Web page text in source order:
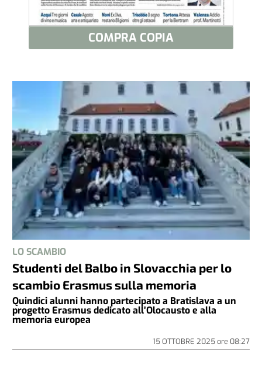
COMPRA COPIA
LO SCAMBIO
Studenti del Balbo in Slovacchia per lo
scambio Erasmus sulla memoria
Quindici alunni hanno partecipato a Bratislava a un
progetto Erasmus dedicato all’Olocausto e alla
memoria europea
15 OTTOBRE 2025ore 08:27